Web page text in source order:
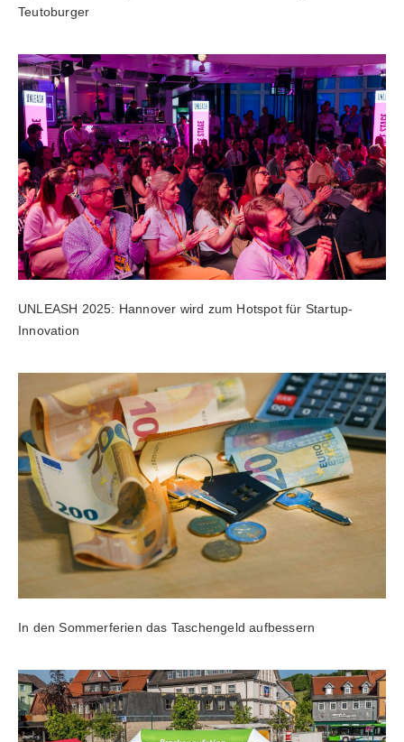
Teutoburger
UNLEASH 2025: Hannover wird zum Hotspot für Startup-
Innovation
In den Sommerferien das Taschengeld aufbessern